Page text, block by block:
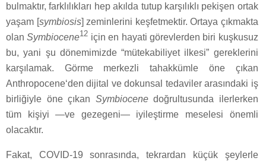
bulmaktır, farklılıkları hep akılda tutup karşılıklı pekişen ortak
yaşam [symbiosis] zeminlerini keşfetmektir. Ortaya çıkmakta
olanSymbiocene12 için en hayati görevlerden biri kuşkusuz
bu, yani şu dönemimizde “mütekabiliyet ilkesi” gereklerini
karşılamak. Görme merkezli tahakkümle öne çıkan
Anthropocene‘den dijital ve dokunsal tedaviler arasındaki iş
birliğiyle öne çıkan Symbiocenedoğrultusunda ilerlerken
tüm kişiyi —ve gezegeni— iyileştirme meselesi önemli
olacaktır.
Fakat, COVID-19 sonrasında, tekrardan küçük şeylerle